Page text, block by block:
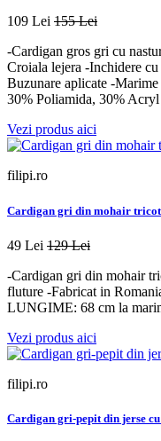
109 Lei 155 Lei
-Cardigan gros gri cu
Croiala lejera -Inchidere
Buzunare aplicate -
30% Poliamida, 30%
Vezi produs aici
filipi.ro
Cardigan gri din mohair
49 Lei 129 Lei
-Cardigan gri din mohair
fluture -Fabricat in
LUNGIME: 68 cm la
Vezi produs aici
filipi.ro
Cardigan gri-pepit din jerse